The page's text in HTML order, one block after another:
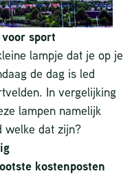
sport
lampje dat je op je
de dag is led
In vergelijking
lampen namelijk
welke dat zijn?
kostenposten